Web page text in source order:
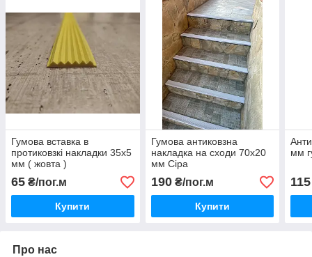
Гумова вставка в
протиковзкі накладки 35х5
мм ( жовта )
65 ₴/пог.м
Купити
Гумова антиковзна
накладка на сходи 70х20
мм Сіра
190₴/пог.м
Купити
мм
115
Про нас